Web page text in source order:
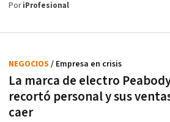
PoriProfesional
La marca de electro
recortó personal y sus
caer
NEGOCIOS / Empresa en crisis